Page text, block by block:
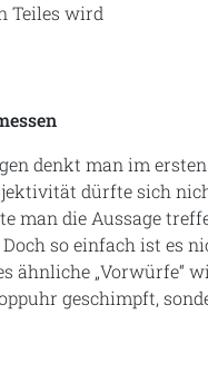
Teiles wird
denkt man im
dürfte sich
man die Aussage
so einfach ist es
ähnliche „Vorwürfe“
geschimpft,